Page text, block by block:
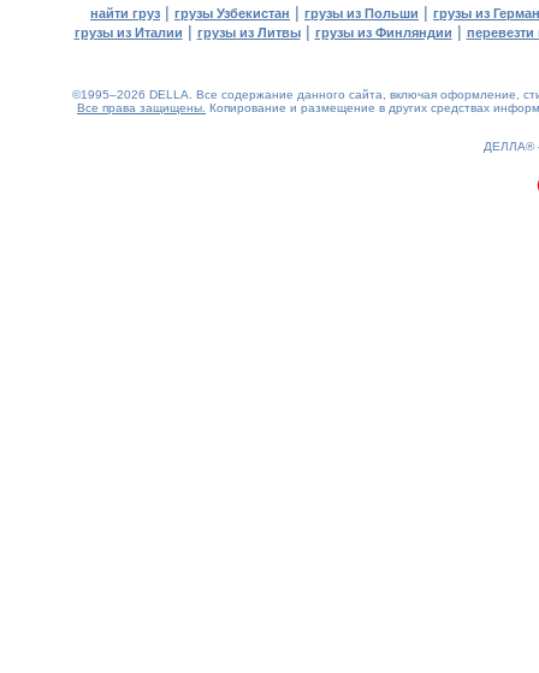
найти груз | грузы Узбекистан | грузы из Польши | грузы из
грузы из Италии | грузы из Литвы| грузы из Финляндии | перевезти
©1995–2026 DELLA. Все содержание данного сайта, включая оформление,
Все права защищены. Копирование и размещение в других средствах